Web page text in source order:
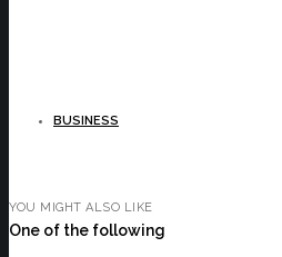
BUSINESS
YOU MIGHT ALSO LIKE
One of the following